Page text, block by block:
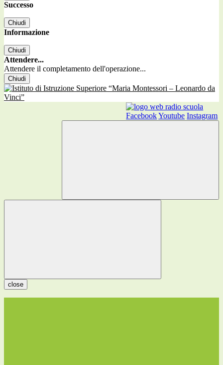
Successo
Chiudi
Informazione
Chiudi
Attendere...
Attendere il completamento dell'operazione...
Chiudi
FacebookYoutube Instagram
close